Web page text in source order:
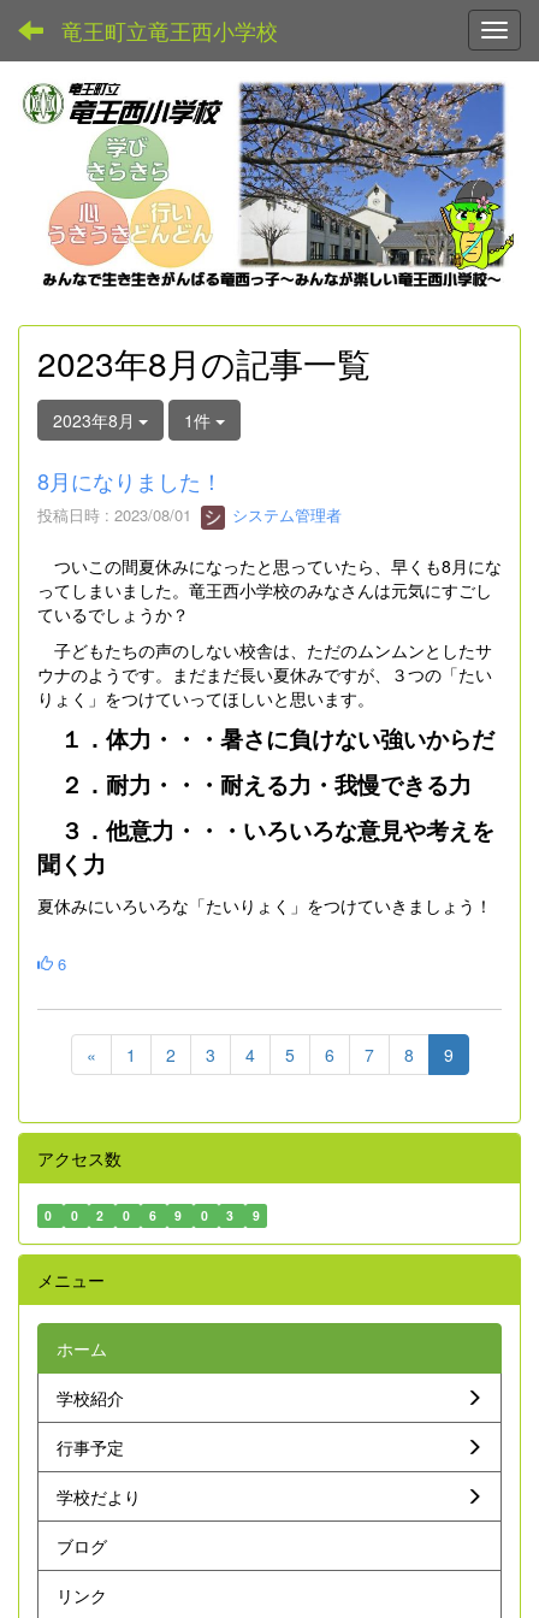
竜王町立竜王西小学校
2023年8月の記事一覧
2023年8月 1件
8月になりました！
投稿日時 : 2023/08/01 システム管理者
ついこの間夏休みになったと思っていたら、早くも8月にな
ってしまいました。竜王西小学校のみなさんは元気にすごし
ているでしょうか？
子どもたちの声のしない校舎は、ただのムンムンとしたサ
ウナのようです。まだまだ長い夏休みですが、３つの「たい
りょく」をつけていってほしいと思います。
１．体力・・・暑さに負けない強いからだ
２．耐力・・・耐える力・我慢できる力
３．他意力・・・いろいろな意見や考えを
聞く力
夏休みにいろいろな「たいりょく」をつけていきましょう！
6
« 1 2 3 4 5 6 7 8 9
アクセス数
0 0 2 0 6 9 0 3 9
メニュー
ホーム
学校紹介
行事予定
学校だより
ブログ
リンク